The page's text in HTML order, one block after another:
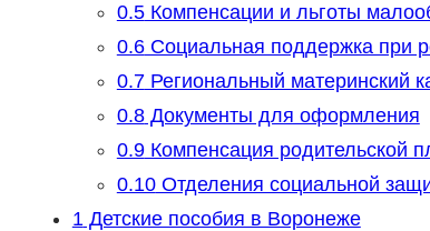
0.5Компенсации и льготы
0.6Социальная поддержка при
0.7Региональный материнский
0.8Документы для оформления
0.9Компенсация родительской
0.10Отделения социальной
1Детские пособия в Воронеже